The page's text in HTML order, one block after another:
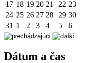
17 18 19 20 21 22 23
24 25 26 27 28 29 30
31 1 2 3 4 5 6
Dátum a čas